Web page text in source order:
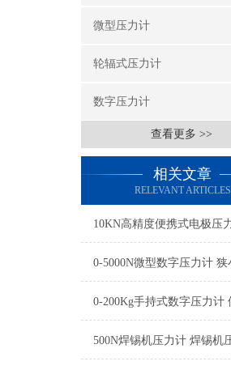
微型压力计
轮辐式压力计
数字压力计
查看更多 >>
相关文章
RELEVANT ARTICLES